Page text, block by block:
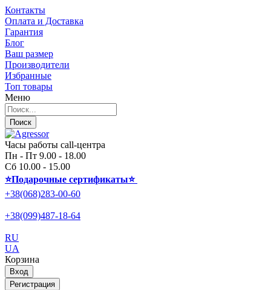
Контакты
Оплата и Доставка
Гарантия
Блог
Ваш размер
Производители
Избранные
Топ товары
Меню
Поиск
Часы работы call-центра
Пн - Пт 9.00 - 18.00
Сб 10.00 - 15.00
⭐Подарочные сертификаты⭐
+38(068)283-00-60
+38(099)487-18-64
RU
UA
Корзина
Вход
Регистрация